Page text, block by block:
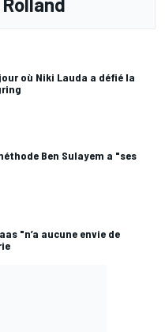
où Niki Lauda a défié la
Ben Sulayem a "ses
"n’a aucune envie de